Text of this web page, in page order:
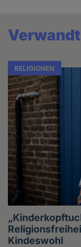
RELIGIONEN
Kindeswohl